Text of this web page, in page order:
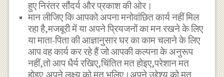
हुए निरंतर सौंदर्य और प्रकाश की ओर।
मान लीजिए कि आपको अपना मनोवांछित कार्य नहीं मिल
रहा है,मजबूरी में या अपने प्रियजनों का मन रखने के लिए
या माता-पिता की आज्ञानुसार घर का काम चलाने के लिए
आप वह कार्य कर रहे हैं जो आपकी कल्पना के अनुरूप
नहीं,तो आप धैर्य रखिए,चिंतित मत होइए,परेशान मत